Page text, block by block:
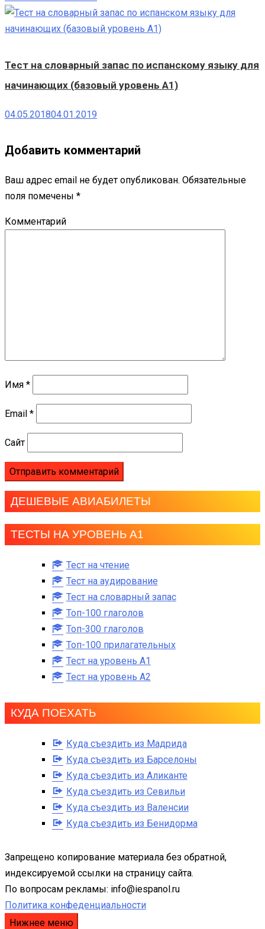
Тест на словарный запас по испанскому языку для
начинающих (базовый уровень А1)
04.05.201804.01.2019
Добавить комментарий
Ваш адрес email не будет опубликован. Обязательные
поля помечены *
Комментарий
Имя *
Email *
Сайт
ДЕШЕВЫЕ АВИАБИЛЕТЫ
ТЕСТЫ НА УРОВЕНЬ А1
Тест на чтение
Тест на аудирование
Тест на словарный запас
Топ-100 глаголов
Топ-300 глаголов
Топ-100 прилагательных
Тест на уровень A1
Тест на уровень A2
КУДА ПОЕХАТЬ
Куда съездить из Мадрида
Куда съездить из Барселоны
Куда съездить из Аликанте
Куда съездить из Севильи
Куда съездить из Валенсии
Куда съездить из Бенидорма
Запрещено копирование материала без обратной,
индексируемой ссылки на страницу сайта.
По вопросам рекламы: info@iespanol.ru
Политика конфеденциальности
Нижнее меню